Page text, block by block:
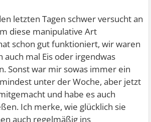
letzten Tagen schwer versucht an
diese manipulative Art
schon gut funktioniert, wir waren
auch mal Eis oder irgendwas
Sonst war mir sowas immer ein
unter der Woche, aber jetzt
und habe es auch
Ich merke, wie glücklich sie
auch regelmäßig ins